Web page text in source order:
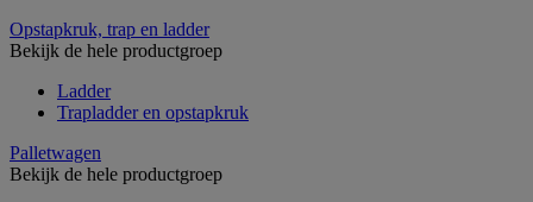
Opstapkruk, trap en ladder
Bekijk de hele productgroep
Ladder
Trapladder en opstapkruk
Palletwagen
Bekijk de hele productgroep